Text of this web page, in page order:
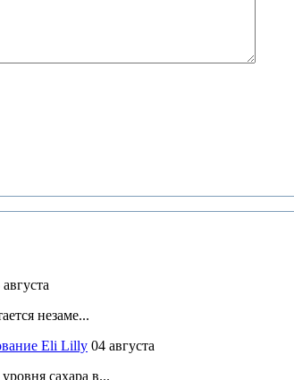
незаме...
Eli Lilly 04 августа
сахара в...